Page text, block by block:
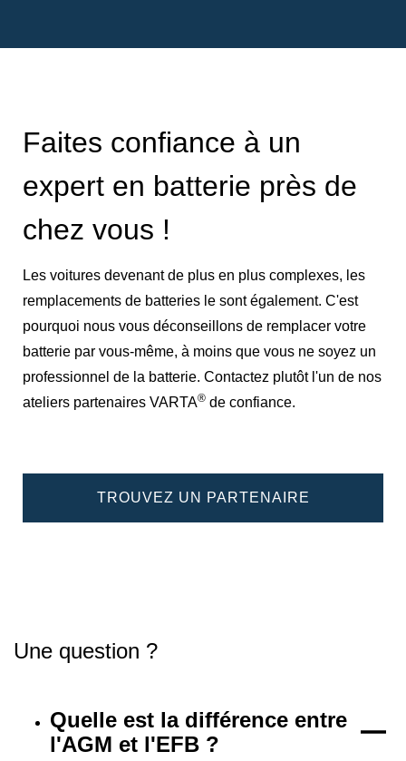
Faites confiance à un
expert en batterie près de
chez vous !
Les voitures devenant de plus en plus complexes, les
remplacements de batteries le sont également. C'est
pourquoi nous vous déconseillons de remplacer votre
batterie par vous-même, à moins que vous ne soyez un
professionnel de la batterie. Contactez plutôt l'un de nos
ateliers partenaires VARTA® de confiance.
TROUVEZ UN PARTENAIRE
Une question ?
Quelle est la différence entre
l'AGM et l'EFB ?